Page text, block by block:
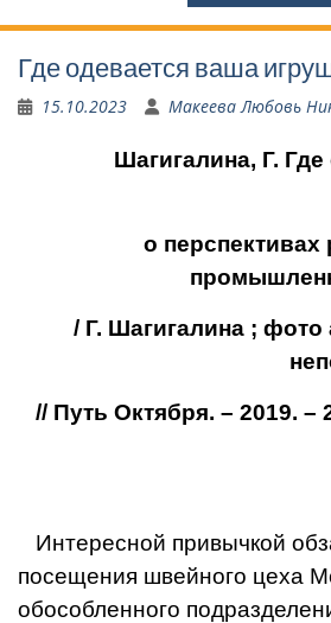
Где одевается ваша
15.10.2023 Макеева Любовь
Шагигалина, Г.
о перспективах
/ Г. Шагигалина ; фото
// Путь Октября. – 2019. –
Интересной привычкой
посещения швейного цеха
обособленного